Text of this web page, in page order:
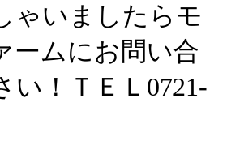
ゃいましたらモ
ームにお問い合
い！ＴＥＬ0721-